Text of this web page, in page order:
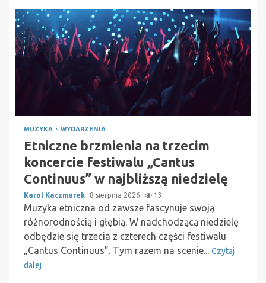
MUZYKA WYDARZENIA
Etniczne brzmienia na trzecim
koncercie festiwalu „Cantus
Continuus” w najbliższą niedzielę
Karol Kaczmarek 8 sierpnia 2026 13
Muzyka etniczna od zawsze fascynuje swoją
różnorodnością i głębią. W nadchodzącą niedzielę
odbędzie się trzecia z czterech części festiwalu
„Cantus Continuus”. Tym razem na scenie... Czytaj
dalej